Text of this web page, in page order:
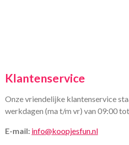
Klantenservice
Onze vriendelijke klantenservice
werkdagen (ma t/m vr) van 09:00
E-mail: info@koopjesfun.nl